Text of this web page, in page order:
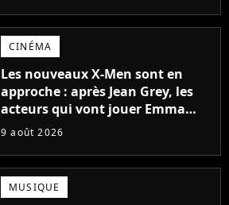
CINÉMA
Les nouveaux X-Men sont en
approche : après Jean Grey, les
acteurs qui vont jouer Emma
Frost et Cyclope trouvés !
9 août 2026
MUSIQUE